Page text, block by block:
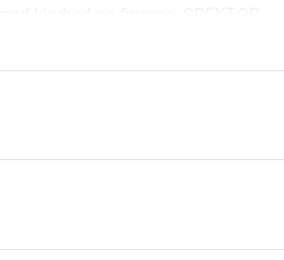
klarhed og finesse. SPEKTOR-
og OPTICON-serien, vil du